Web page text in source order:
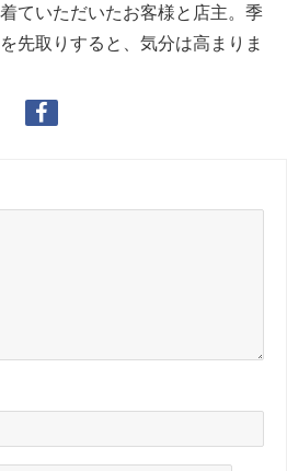
ていただいたお客様と店主。季
先取りすると、気分は高まりま